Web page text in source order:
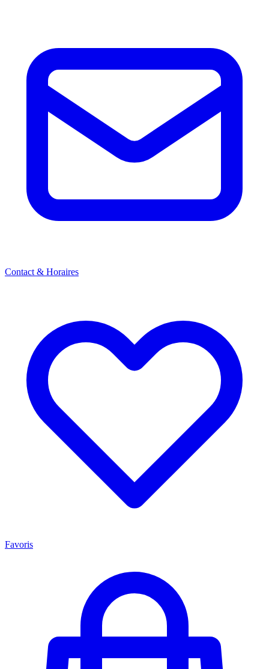
Contact & Horaires
Favoris